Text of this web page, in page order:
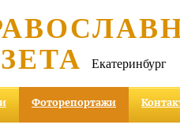
Екатеринбург
Фоторепортажи